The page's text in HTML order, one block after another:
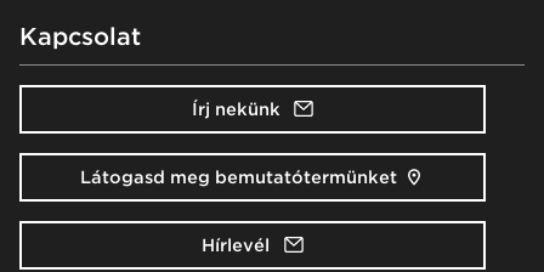
Kapcsolat
Írj nekünk
Látogasd meg bemutatótermünket
Hírlevél